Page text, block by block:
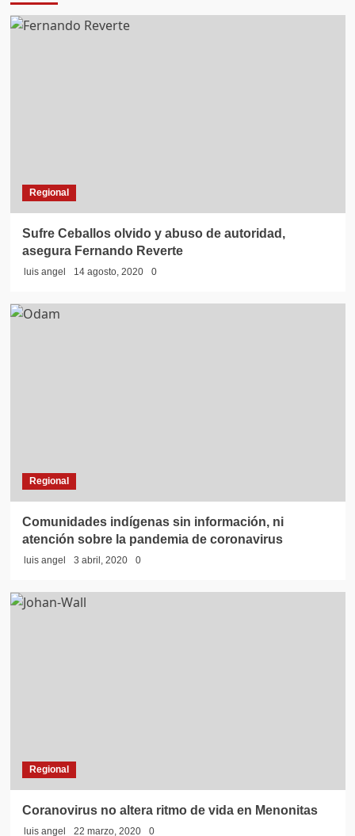
Regional
Sufre Ceballos olvido y abuso de autoridad,
asegura Fernando Reverte
luis angel 14 agosto, 2020 0
Regional
Comunidades indígenas sin información, ni
atención sobre la pandemia de coronavirus
luis angel 3 abril, 2020 0
Regional
Coranovirus no altera ritmo de vida en Menonitas
luis angel 22 marzo, 2020 0